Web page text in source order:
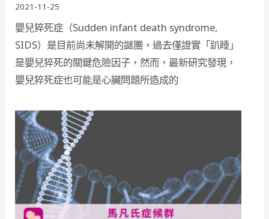
2021-11-25
嬰兒猝死症（Sudden infant death syndrome,
SIDS）是目前尚未解開的謎團，過去僅證實「趴睡」
是嬰兒猝死的關鍵危險因子，然而，最新研究發現，
嬰兒猝死症也可能是心臟問題所造成的